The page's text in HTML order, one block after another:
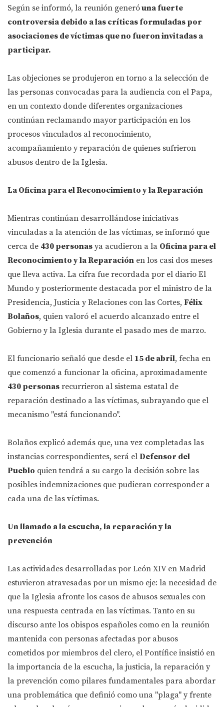
Según se informó, la reunión generóuna fuerte
controversia debido a las críticas formuladas por
asociaciones de víctimas que no fueron invitadas a
participar.
Las objeciones se produjeron en torno a la selección de
las personas convocadas para la audiencia con el Papa,
en un contexto donde diferentes organizaciones
continúan reclamando mayor participación en los
procesos vinculados al reconocimiento,
acompañamiento y reparación de quienes sufrieron
abusos dentro de la Iglesia.
La Oficina para el Reconocimiento y la Reparación
Mientras continúan desarrollándose iniciativas
vinculadas a la atención de las víctimas, se informó que
cerca de 430 personas ya acudieron a la Oficina para el
Reconocimiento y la Reparación en los casi dos meses
que lleva activa. La cifra fue recordada por el diario El
Mundo y posteriormente destacada por el ministro de la
Presidencia, Justicia y Relaciones con las Cortes, Félix
Bolaños, quien valoró el acuerdo alcanzado entre el
Gobierno y la Iglesia durante el pasado mes de marzo.
El funcionario señaló que desde el 15 de abril, fecha en
que comenzó a funcionar la oficina, aproximadamente
430 personas recurrieron al sistema estatal de
reparación destinado a las víctimas, subrayando que el
mecanismo "está funcionando".
Bolaños explicó además que, una vez completadas las
instancias correspondientes, será el Defensor del
Pueblo quien tendrá a su cargo la decisión sobre las
posibles indemnizaciones que pudieran corresponder a
cada una de las víctimas.
Un llamado a la escucha, la reparación y la
prevención
Las actividades desarrolladas por León XIV en Madrid
estuvieron atravesadas por un mismo eje: la necesidad de
que la Iglesia afronte los casos de abusos sexuales con
una respuesta centrada en las víctimas. Tanto en su
discurso ante los obispos españoles como en la reunión
mantenida con personas afectadas por abusos
cometidos por miembros del clero, el Pontífice insistió en
la importancia de la escucha, la justicia, la reparación y
la prevención como pilares fundamentales para abordar
una problemática que definió como una "plaga" y frente